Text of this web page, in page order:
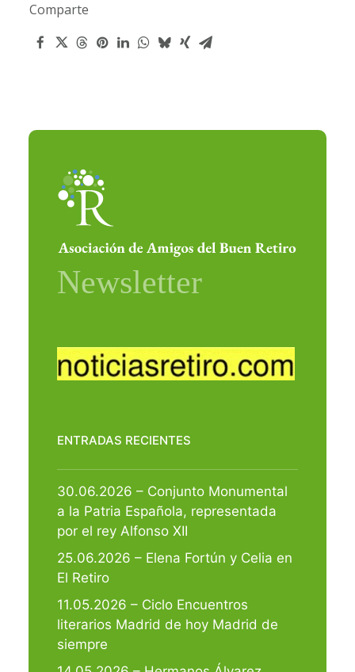
Comparte
ENTRADAS RECIENTES
30.06.2026 – Conjunto Monumental
a la Patria Española, representada
por el rey Alfonso XII
25.06.2026 – Elena Fortún y Celia en
El Retiro
11.05.2026 – Ciclo Encuentros
literarios Madrid de hoy Madrid de
siempre